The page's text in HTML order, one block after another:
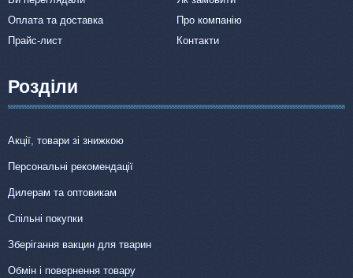
Оплата та доставка
Про компанію
Прайс-лист
Контакти
Розділи
Акції, товари зі знижкою
Персональні рекомендації
Дилерам та оптовикам
Спільні покупки
Зберігання вакцин для тварин
Обмін і повернення товару